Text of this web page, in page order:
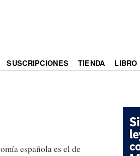
SUSCRIPCIONES TIENDA LIBRO
española es el de